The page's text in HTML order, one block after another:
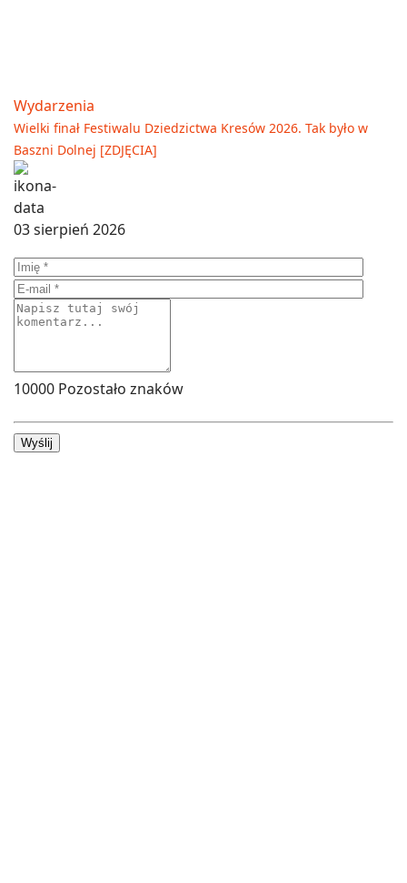
Wydarzenia
Wielki finał Festiwalu Dziedzictwa Kresów 2026. Tak było w
Baszni Dolnej [ZDJĘCIA]
03 sierpień 2026
10000 Pozostało znaków
Wyślij